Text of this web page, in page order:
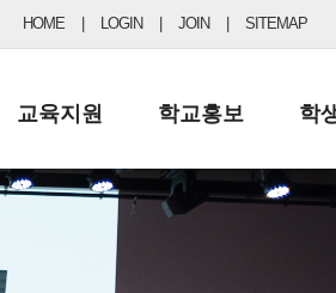
HOME LOGIN JOIN SITEMAP
교육지원
행정실
학교운영위원회
학교홍보
보도자료
학